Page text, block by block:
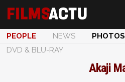
PEOPLE NEWS PHOTOS
DVD & BLU-RAY
Akaji